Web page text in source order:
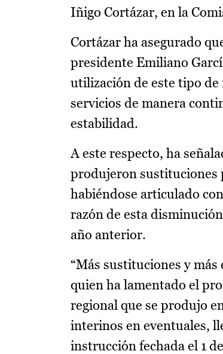
Iñigo Cortázar, en la
Cortázar ha asegurado
presidente Emiliano
utilización de este tipo
servicios de manera
estabilidad.
A este respecto, ha
produjeron sustituciones
habiéndose articulado
razón de esta
año anterior.
“Más sustituciones y
quien ha lamentado el
regional que se produjo
interinos en eventuales,
instrucción fechada el 1